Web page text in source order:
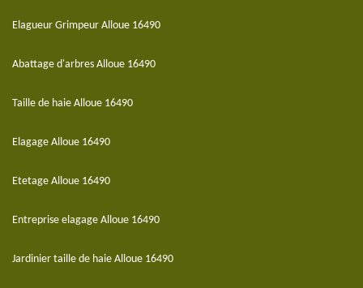
Elagueur Grimpeur Alloue 16490
Abattage d'arbres Alloue 16490
Taille de haie Alloue 16490
Elagage Alloue 16490
Etetage Alloue 16490
Entreprise elagage Alloue 16490
Jardinier taille de haie Alloue 16490